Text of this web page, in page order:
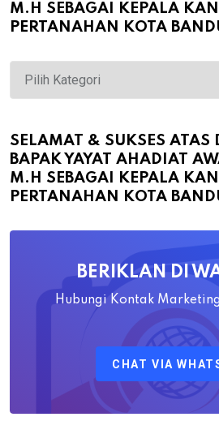
M.H SEBAGAI KEPALA
PERTANAHAN KOTA
Selamat
&
atas
Dilantiknya
Bapak
Ahadiat
Pertanahan
Kota
SELAMAT & SUKSES ATAS
BAPAK YAYAT AHADIAT
M.H SEBAGAI KEPALA
PERTANAHAN KOTA
BERIKLAN DI
Hubungi Kontak
CHAT VIA